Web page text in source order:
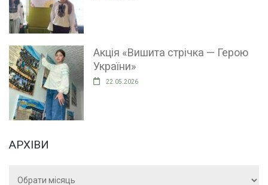
Акція «Вишита стрічка — Герою
України»
22.05.2026
АРХІВИ